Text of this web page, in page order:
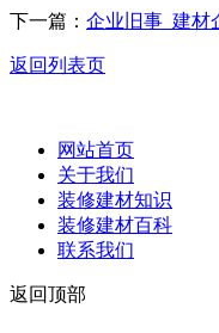
下一篇： 企业旧事_建材
返回列表页
网站首页
关于我们
装修建材知识
装修建材百科
联系我们
返回顶部